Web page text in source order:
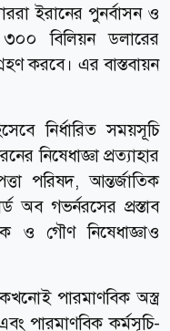
ইরানের পুনর্বাসন ও
বিলিয়ন ডলারের
করবে। এর বাস্তবায়ন
নির্ধারিত সময়সূচি
নিষেধাজ্ঞা প্রত্যাহার
পরিষদ, আন্তর্জাতিক
অব গভর্নরসের প্রস্তাব
ও গৌণ নিষেধাজ্ঞাও
পারমাণবিক অস্ত্র
পারমাণবিক কর্মসূচি-